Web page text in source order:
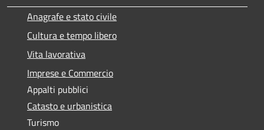
Anagrafe e stato civile
Cultura e tempo libero
Vita lavorativa
Imprese e Commercio
Appalti pubblici
Catasto e urbanistica
Turismo